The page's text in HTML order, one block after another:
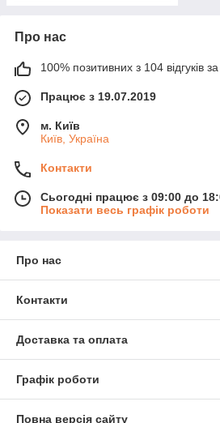
Про нас
100% позитивних з 104 відгуків за
Працює з 19.07.2019
м. Київ
Київ, Україна
Контакти
Сьогодні працює з 09:00 до
Показати весь графік роботи
Про нас
Контакти
Доставка та оплата
Графік роботи
Повна версія сайту